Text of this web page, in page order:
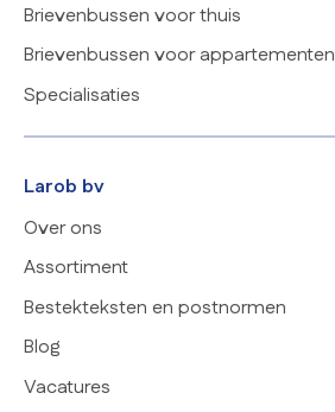
Larob bv
Over ons
Assortiment
Bestekteksten en postnormen
Blog
Vacatures
Brievenbussen voor thuis
Brievenbussen voor appartementen
Specialisaties